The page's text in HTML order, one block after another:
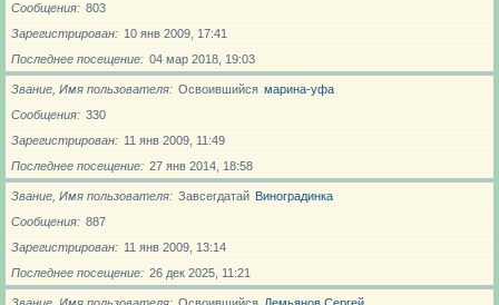
Сообщения
803
Зарегистрирован
10 янв 2009, 17:41
Последнее посещение
04 мар 2018, 19:03
Звание, Имя пользователя Освоившийся марина-уфа
Сообщения
330
Зарегистрирован
11 янв 2009, 11:49
Последнее посещение
27 янв 2014, 18:58
Звание, Имя пользователя Завсегдатай Виноградинка
Сообщения
887
Зарегистрирован
11 янв 2009, 13:14
Последнее посещение
26 дек 2025, 11:21